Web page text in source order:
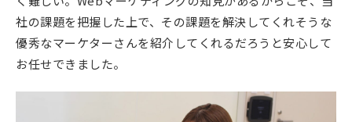
社の課題を把握した上で、その課題を解決してくれそうな
優秀なマーケターさんを紹介してくれるだろうと安心して
お任せできました。